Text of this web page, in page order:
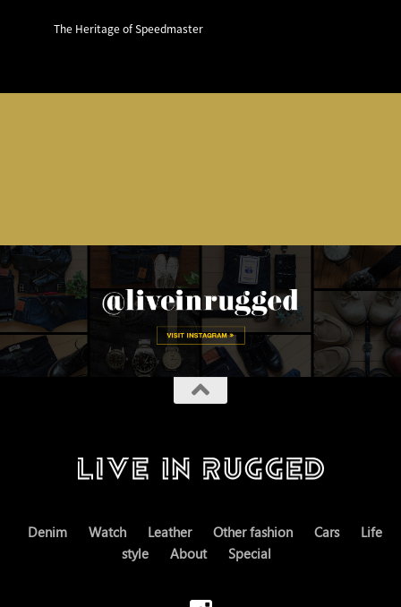
The Heritage of Speedmaster
Denim Watch Leather Other fashion Cars
Life
style
About Special